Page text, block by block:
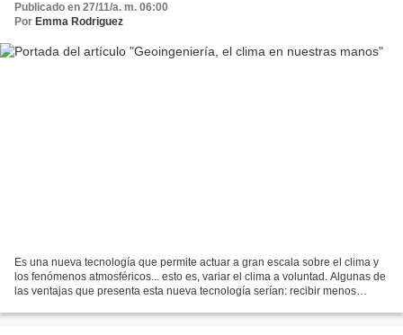
Publicado en 27/11/a. m. 06:00
Por Emma Rodriguez
Es una nueva tecnología que permite actuar a gran escala sobre el clima y
los fenómenos atmosféricos... esto es, variar el clima a voluntad. Algunas de
las ventajas que presenta esta nueva tecnología serían: recibir menos